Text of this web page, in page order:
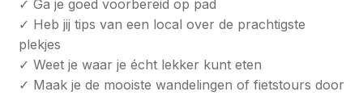
✓ Ga je goed voorbereid op pad
✓ Heb jij tips van een local over de prachtigste
plekjes
✓ Weet je waar je écht lekker kunt eten
✓ Maak je de mooiste wandelingen of fietstours door